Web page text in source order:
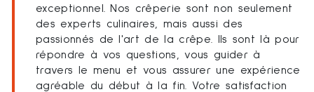
exceptionnel. Nos crêperie sont non seulement
des experts culinaires, mais aussi des
passionnés de l'art de la crêpe. Ils sont là pour
répondre à vos questions, vous guider à
travers le menu et vous assurer une expérience
agréable du début à la fin. Votre satisfaction